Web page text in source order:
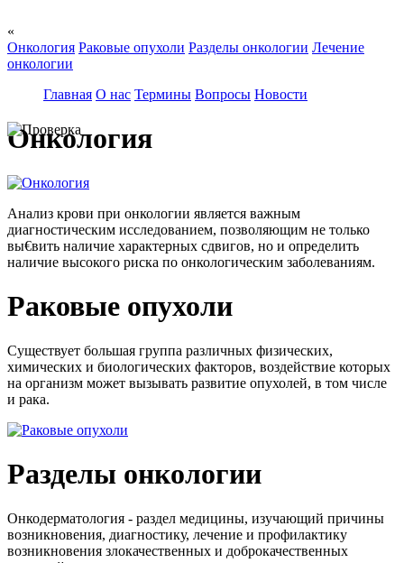
«
Онкология Раковые опухоли Разделы онкологии Лечение
онкологии
Главная О нас Термины Вопросы Новости
Онкология
Анализ крови при онкологии является важным
диагностическим исследованием, позволяющим не только
вы€вить наличие характерных сдвигов, но и определить
наличие высокого риска по онкологическим заболеваниям.
Раковые опухоли
Существует большая группа различных физических,
химических и биологических факторов, воздействие которых
на организм может вызывать развитие опухолей, в том числе
и рака.
Разделы онкологии
Онкодерматология - раздел медицины, изучающий причины
возникновения, диагностику, лечение и профилактику
возникновения злокачественных и доброкачественных